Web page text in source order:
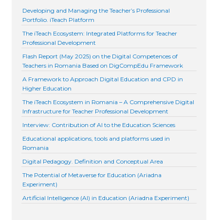
Developing and Managing the Teacher’s Professional
Portfolio. iTeach Platform
The iTeach Ecosystem: Integrated Platforms for Teacher
Professional Development
Flash Report (May 2025) on the Digital Competences of
Teachers in Romania Based on DigCompEdu Framework
A Framework to Approach Digital Education and CPD in
Higher Education
The iTeach Ecosystem in Romania – A Comprehensive Digital
Infrastructure for Teacher Professional Development
Interview: Contribution of AI to the Education Sciences
Educational applications, tools and platforms used in
Romania
Digital Pedagogy. Definition and Conceptual Area
The Potential of Metaverse for Education (Ariadna
Experiment)
Artificial Intelligence (AI) in Education (Ariadna Experiment)